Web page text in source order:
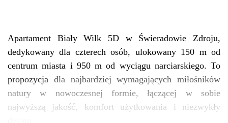
Apartament Biały Wilk 5D w Świeradowie Zdroju,
dedykowany dla czterech osób, ulokowany 150 m od
centrum miasta i 950 m od wyciągu narciarskiego. To
propozycja dla najbardziej wymagających miłośników
natury w nowoczesnej formie,łączącej w sobie
najwyższą jakość, komfort użytkowania i niezwykły